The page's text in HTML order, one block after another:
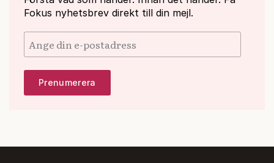
Fokus nyhetsbrev direkt till din mejl.